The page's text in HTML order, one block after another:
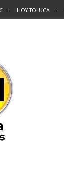
HOY TOLUCA